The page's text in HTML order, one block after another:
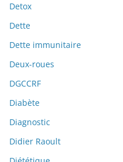
Detox
Dette
Dette immunitaire
Deux-roues
DGCCRF
Diabète
Diagnostic
Didier Raoult